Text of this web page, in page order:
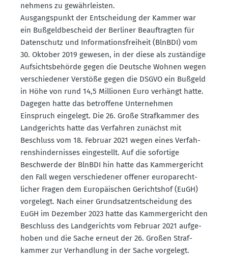
nehmens zu gewähr­leisten.
Ausgangs­punkt der Entscheidung der Kammer war
ein Bußgeld­be­scheid der Berliner Beauf­tragten für
Daten­schutz und Infor­ma­ti­ons­freiheit (BlnBDI) vom
30. Oktober 2019 gewesen, in der diese als zuständige
Aufsichts­be­hörde gegen die Deutsche Wohnen wegen
verschie­dener Verstöße gegen die DSGVO ein Bußgeld
in Höhe von rund 14,5 Millionen Euro verhängt hatte.
Dagegen hatte das betroffene Unter­nehmen
Einspruch eingelegt. Die 26. Große Straf­kammer des
Landge­richts hatte das Verfahren zunächst mit
Beschluss vom 18. Februar 2021 wegen eines Verfah­
rens­hin­der­nisses einge­stellt. Auf die sofortige
Beschwerde der BlnBDI hin hatte das Kammer­ge­richt
den Fall wegen verschie­dener offener europa­recht­
licher Fragen dem Europäi­schen Gerichtshof (EuGH)
vorgelegt. Nach einer Grund­satz­ent­scheidung des
EuGH im Dezember 2023 hatte das Kammer­ge­richt den
Beschluss des Landge­richts vom Februar 2021 aufge­
hoben und die Sache erneut der 26. Großen Straf­
kammer zur Verhandlung in der Sache vorgelegt.